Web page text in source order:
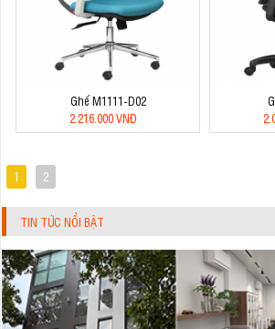
Ghế M1111-D02
2.216.000 VNĐ
1 2
TIN TỨC NỔI BẬT